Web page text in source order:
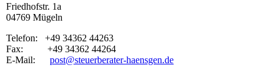
Friedhofstr. 1a
04769 Mügeln
Telefon: +49 34362 44263
Fax: +49 34362 44264
E-Mail: post@steuerberater-haensgen.de